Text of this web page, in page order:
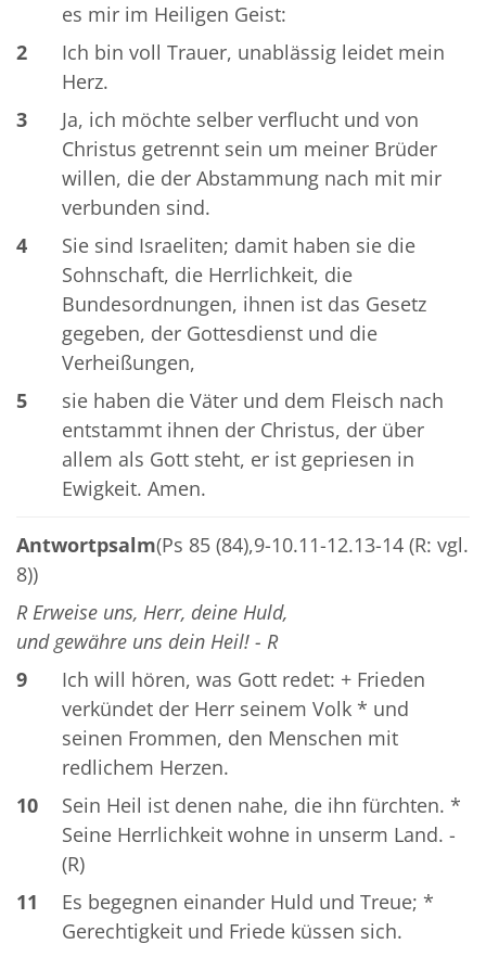
es mir im Heiligen Geist:
2
Ich bin voll Trauer, unablässig leidet mein
Herz.
3
Ja, ich möchte selber verflucht und von
Christus getrennt sein um meiner Brüder
willen, die der Abstammung nach mit mir
verbunden sind.
4
Sie sind Israeliten; damit haben sie die
Sohnschaft, die Herrlichkeit, die
Bundesordnungen, ihnen ist das Gesetz
gegeben, der Gottesdienst und die
Verheißungen,
5
sie haben die Väter und dem Fleisch nach
entstammt ihnen der Christus, der über
allem als Gott steht, er ist gepriesen in
Ewigkeit. Amen.
Antwortpsalm(Ps 85 (84),9-10.11-12.13-14 (R: vgl.
8))
R Erweise uns, Herr, deine Huld,
und gewähre uns dein Heil! - R
9
Ich will hören, was Gott redet: + Frieden
verkündet der Herr seinem Volk * und
seinen Frommen, den Menschen mit
redlichem Herzen.
10
Sein Heil ist denen nahe, die ihn fürchten. *
Seine Herrlichkeit wohne in unserm Land. -
(R)
11
Es begegnen einander Huld und Treue; *
Gerechtigkeit und Friede küssen sich.